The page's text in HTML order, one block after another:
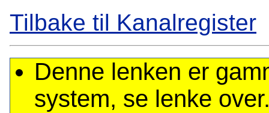
Tilbake til Kanalregister
Denne lenken er
system, se lenke